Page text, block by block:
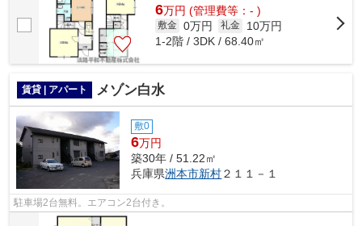
6万円 (管理費等：- )
敷金 0万円 礼金
10万円
1-2階 / 3DK / 68.40㎡
賃貸 | アパート メゾン白水
敷0
6万円
築30年 / 51.22㎡
兵庫県洲本市新村２１１－１
駐車場2台無料。エアコン2台付き。